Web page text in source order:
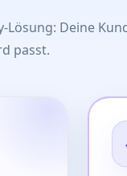
Deine
passt.